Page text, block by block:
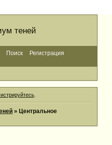
теней
Поиск
Регистрация
.
»Центральное